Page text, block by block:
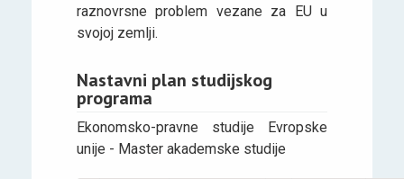
raznovrsne problem vezane za EU u
svojoj zemlji.
Nastavni plan studijskog
programa
Ekonomsko-pravne studije Evropske
unije - Master akademske studije